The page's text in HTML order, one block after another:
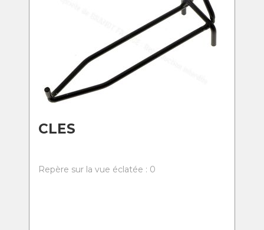
CLES
Repère sur la vue éclatée : 0